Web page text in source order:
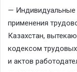
—
применения
Казахстан,
кодексом
и актов